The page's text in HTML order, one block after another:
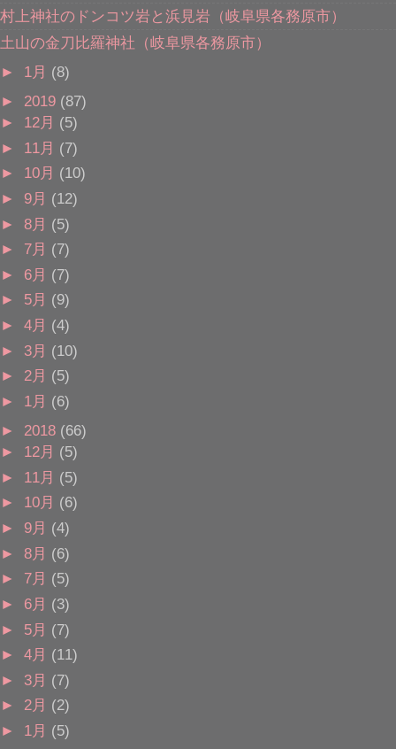
村上神社のドンコツ岩と浜見岩（岐阜県各務原市）
土山の金刀比羅神社（岐阜県各務原市）
► 1月 (8)
► 2019 (87)
► 12月 (5)
► 11月 (7)
► 10月 (10)
► 9月 (12)
► 8月 (5)
► 7月 (7)
► 6月 (7)
► 5月 (9)
► 4月 (4)
► 3月 (10)
► 2月 (5)
► 1月 (6)
► 2018 (66)
► 12月 (5)
► 11月 (5)
► 10月 (6)
► 9月 (4)
► 8月 (6)
► 7月 (5)
► 6月 (3)
► 5月 (7)
► 4月 (11)
► 3月 (7)
► 2月 (2)
► 1月 (5)